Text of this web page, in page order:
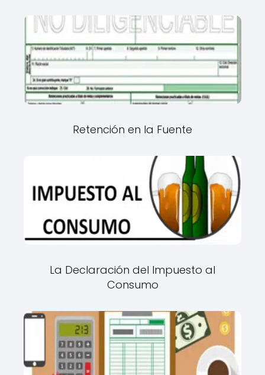
Retención en la Fuente
La Declaración del Impuesto al
Consumo